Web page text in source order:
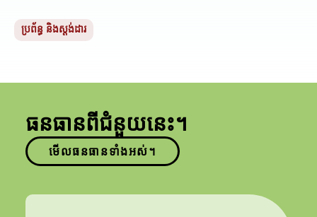
ប្រព័ន្ធ និងស្តង់ដារ
ធនធានពីជំនួយនេះ។
មើលធនធានទាំងអស់។